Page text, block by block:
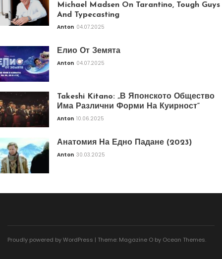
Michael Madsen On Tarantino, Tough Guys
And Typecasting
Anton 04.07.2025
Елио От Земята
Anton 04.07.2025
Takeshi Kitano: „В Японското Общество
Има Различни Форми На Куирност“
Anton 10.06.2025
Анатомия На Едно Падане (2023)
Anton 30.03.2025
Proudly powered by WordPress | Theme: Magazine O by Ocean Themes.